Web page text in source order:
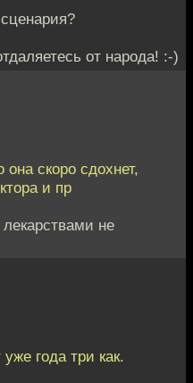
от народа! :-)
скоро сдохнет,
и пр
не
года три как.